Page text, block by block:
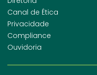
Canal de Ética
Privacidade
Compliance
Ouvidoria